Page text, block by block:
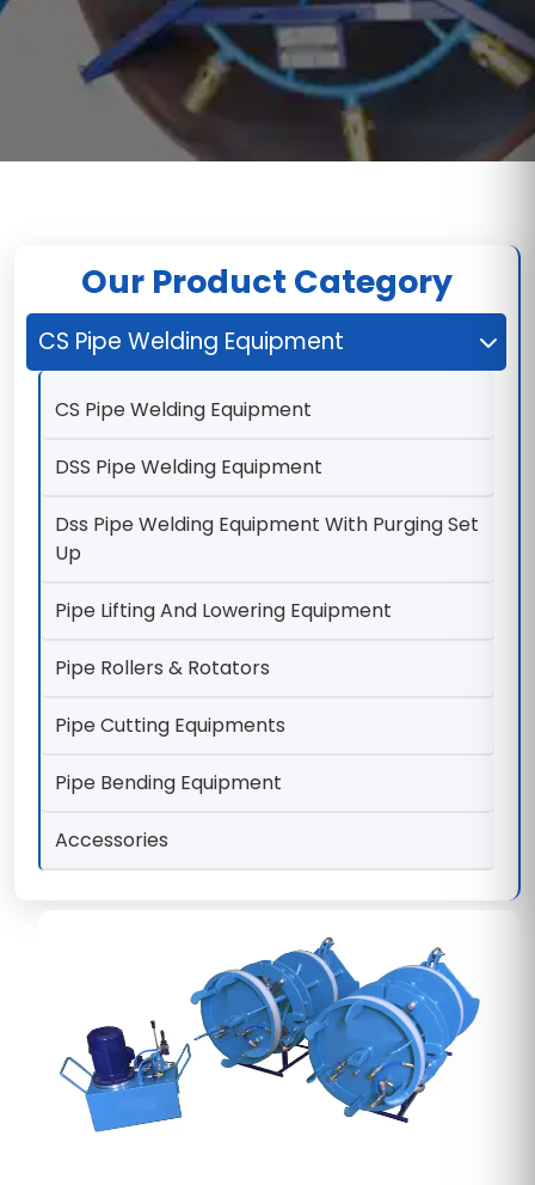
Our Product Category
CS Pipe Welding Equipment
CS Pipe Welding Equipment
DSS Pipe Welding Equipment
Dss Pipe Welding Equipment With Purging Set
Up
Pipe Lifting And Lowering Equipment
Pipe Rollers & Rotators
Pipe Cutting Equipments
Pipe Bending Equipment
Accessories